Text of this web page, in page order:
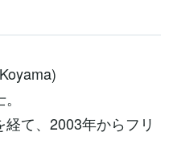
経て、2003年からフリ